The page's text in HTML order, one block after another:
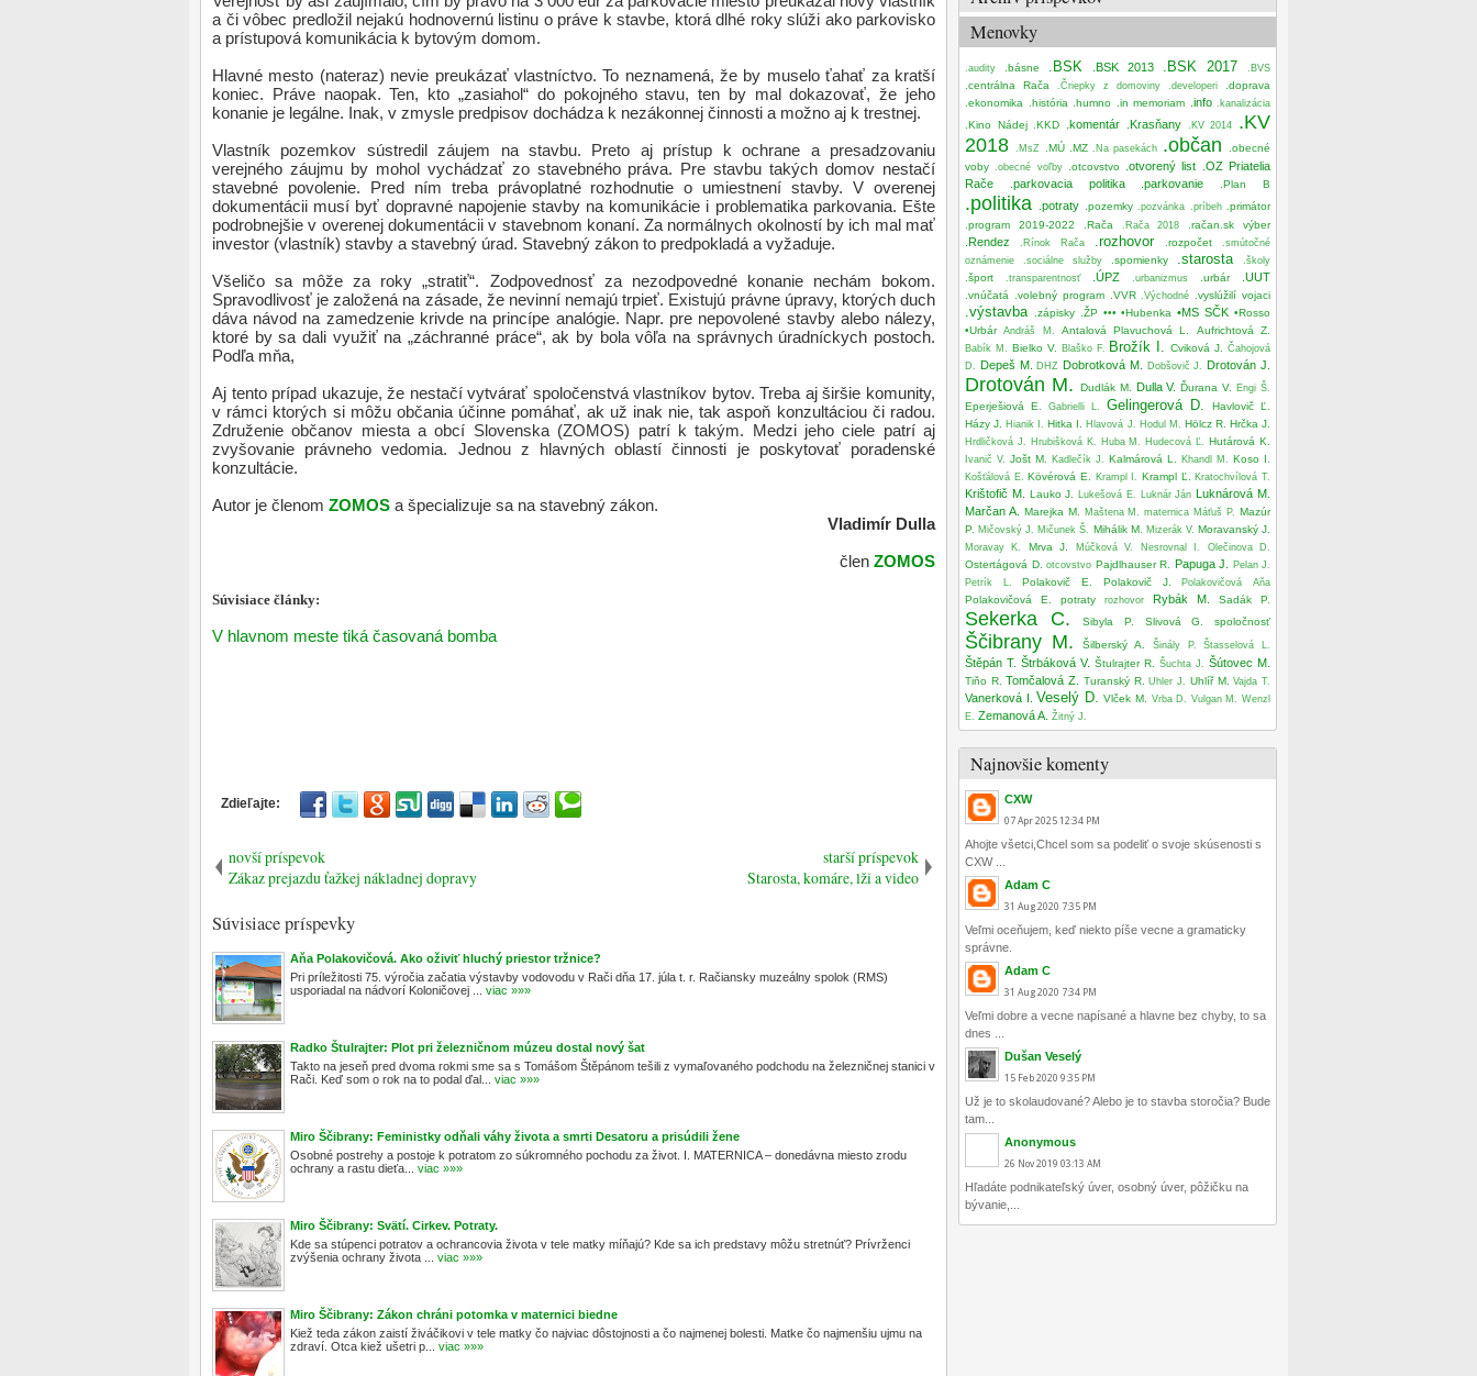
a či vôbec predložil nejakú hodnovernú listinu o práve k stavbe, ktorá dlhé roky slúži ako parkovisko
a prístupová komunikácia k bytovým domom.
Hlavné mesto (nateraz) nevie preukázať vlastníctvo. To neznamená, že by muselo ťahať za kratší
koniec. Práve naopak. Ten, kto „zasiahol“ do pokojného stavu, ten by mal dokazovať, že jeho
konanie je legálne. Inak, v zmysle predpisov dochádza k nezákonnej činnosti a možno aj k trestnej.
Vlastník pozemkov sústredil záujem na stavbu. Preto aj prístup k ochrane a presadzovaniu
verejného záujmu by mohol vychádzať zo stavebného práva. Pre stavbu takých domov nestačí
stavebné povolenie. Pred ním treba právoplatné rozhodnutie o umiestnení stavby. V overenej
dokumentácii musí byť dopravné napojenie stavby na komunikácie i problematika parkovania. Ešte
podrobnejšie v overenej dokumentácii v stavebnom konaní. Za normálnych okolností by ich mal mať
investor (vlastník) stavby a stavebný úrad. Stavebný zákon to predpokladá a vyžaduje.
Všeličo sa môže za roky „stratiť“. Zodpovednosť za nezodpovedné konanie nechám bokom.
Spravodlivosť je založená na zásade, že nevinní nemajú trpieť. Existujú právne úpravy, ktorých duch
dáva návod na zamedzenie krivde na princípe analógie. Napr. pre nepovolené stavby alebo nálezy,
ktoré by sa dali využiť na „záchranné práce“, ak by bola vôľa na správnych úradníckych postoch.
Podľa mňa,
Aj tento prípad ukazuje, že nestačí vytvárať spoločenstvá vlastníkov bytov. Treba aj širšie komunity,
v rámci ktorých si môžu občania účinne pomáhať, ak už inak nie, tak aspoň konzultáciou či radou.
Združenie občanov miesta a obcí Slovenska (ZOMOS) patrí k takým. Medzi jeho ciele patrí aj
zvyšovanie právneho vedomia. Jednou z hlavných oblastí činnosti je poskytovať poradenské
konzultácie.
Autor je členom ZOMOS a špecializuje sa na stavebný zákon.
Vladimír Dulla
člen ZOMOS
Súvisiace články:
V hlavnom meste tiká časovaná bomba
novší príspevok
Zákaz prejazdu ťažkej nákladnej dopravy
starší príspevok
Starosta, komáre, lži a video
Súvisiace príspevky
Aňa Polakovičová. Ako oživiť hluchý priestor tržnice?
Pri príležitosti 75. výročia začatia výstavby vodovodu v Rači dňa 17. júla t. r. Račiansky muzeálny spolok (RMS)
usporiadal na nádvorí Koloničovej ...
viac »»»
Radko Štulrajter: Plot pri železničnom múzeu dostal nový šat
Takto na jeseň pred dvoma rokmi sme sa s Tomášom Štěpánom tešili z vymaľovaného podchodu na železničnej stanici v
Rači. Keď som o rok na to podal ďal...
viac »»»
Miro Ščibrany: Feministky odňali váhy života a smrti Desatoru a prisúdili žene
Osobné postrehy a postoje k potratom zo súkromného pochodu za život. I. MATERNICA – donedávna miesto zrodu
ochrany a rastu dieťa...
viac »»»
Miro Ščibrany: Svätí. Cirkev. Potraty.
Kde sa stúpenci potratov a ochrancovia života v tele matky míňajú? Kde sa ich predstavy môžu stretnúť? Prívrženci
zvýšenia ochrany života ...
viac »»»
Miro Ščibrany: Zákon chráni potomka v maternici biedne
Kiež teda zákon zaistí živáčikovi v tele matky čo najviac dôstojnosti a čo najmenej bolesti. Matke čo najmenšiu ujmu na
zdraví. Otca kiež ušetri p...
viac »»»
Menovky
.audity .básne .BSK .BSK 2013 .BSK 2017 .BVS
.centrálna Rača .Čriepky z domoviny .developeri
.doprava
.ekonomika
.história .humno .in memoriam .info .kanalizácia
.Kino Nádej .KKD .komentár .Krasňany .KV 2014
.KV
2018
.MsZ .MÚ .MZ .Na pasekách .občan
.obecné
voby
.obecné voľby .otcovstvo .otvorený list
.OZ Priatelia
Rače
.parkovacia politika .parkovanie .Plan B
.politika .potraty .pozemky .pozvánka .príbeh
.primátor
.program 2019-2022
.Rača .Rača 2018 .račan.sk výber
.Rendez .Rínok Rača .rozhovor .rozpočet
.smútočné
oznámenie
.sociálne služby .spomienky .starosta .školy
.šport .transparentnosť .ÚPZ .urbanizmus .urbár .UUT
.vnúčatá .volebný program .VVR .Východné .vyslúžilí vojaci
.výstavba .zápisky .ŽP ••• •Hubenka •MS SČK •Rosso
•Urbár
Andráš M. Antalová Plavuchová L. Aufrichtová Z.
Babík M. Bielko V. Blaško F. Brožík I. Cviková J.
Čahojová
D.
Depeš M. DHZ Dobrotková M. Dobšovič J. Drotován J.
Drotován M. Dudlák M. Dulla V. Ďurana V. Engi Š.
Eperješiová E. Gabrielli L. Gelingerová D.
Havlovič Ľ.
Házy J.
Hianik I. Hitka I. Hlavová J. Hodul M. Hölcz R. Hrčka J.
Hrdličková J. Hrubišková K. Huba M. Hudecová Ľ. Hutárová K.
Ivanič V. Jošt M. Kadlečík J. Kalmárová L. Khandl M. Koso I.
Košťálová E. Kövérová E. Krampl I. Krampl Ľ. Kratochvílová T.
Krištofič M. Lauko J. Lukešová E. Luknár Ján Luknárová M.
Marčan A.
Marejka M. Maštena M. maternica Máťuš P.
Mazúr
P.
Mičovský J. Mičunek Š. Mihálik M. Mizerák V. Moravanský J.
Moravay K. Mrva J. Múčková V. Nesrovnal I. Olečinova D.
Ostertágová D. otcovstvo Pajdlhauser R. Papuga J.
Pelan J.
Petrík L.
Polakovič E. Polakovič J. Polakovičová Aňa
Polakovičová E. potraty rozhovor Rybák M. Sadák P.
Sekerka C. Sibyla P. Slivová G. spoločnosť
Ščibrany M. Šilberský A. Šinály P. Štasselová L.
Štěpán T. Štrbáková V. Štulrajter R. Šuchta J. Šútovec M.
Tiňo R. Tomčalová Z. Turanský R. Uhler J. Uhlíř M. Vajda T.
Vanerková I. Veselý D. Vlček M. Vrba D. Vulgan M.
Wenzl
E. Zemanová A. Žitný J.
Najnovšie komenty
CXW
07 Apr 2025 12:34 PM
Ahojte všetci,Chcel som sa podeliť o svoje skúsenosti s
CXW ...
Adam C
31 Aug 2020 7:35 PM
Veľmi oceňujem, keď niekto píše vecne a gramaticky
správne.
Adam C
31 Aug 2020 7:34 PM
Veľmi dobre a vecne napísané a hlavne bez chyby, to sa
dnes ...
Dušan Veselý
15 Feb 2020 9:35 PM
Už je to skolaudované? Alebo je to stavba storočia? Bude
tam...
Anonymous
26 Nov 2019 03:13 AM
Hľadáte podnikateľský úver, osobný úver, pôžičku na
bývanie,...